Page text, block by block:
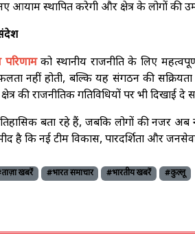
आयाम स्थापित करेगी और क्षेत्र के लोगों की
परिणामको स्थानीय राजनीति के लिए
नहीं होती, बल्कि यह संगठन की
की राजनीतिक गतिविधियों पर भी दिखाई दे
बता रहे हैं, जबकि लोगों की नजर
है कि नई टीम विकास, पारदर्शिता और
खबरें #भारत समाचार #भारतीय खबरें #कुल्लू